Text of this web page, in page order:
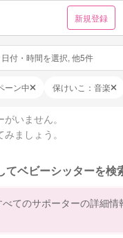
新規登録
付・時間を選択, 他5件
ーン中 保けいこ：音楽
いません。
ましょう。
てベビーシッターを検
てのサポーターの詳細情